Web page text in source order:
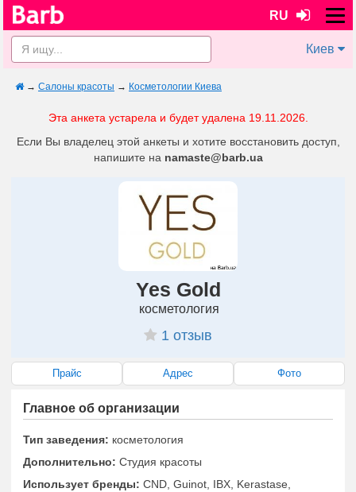
RU
Киев
→ Салоны красоты → Косметологии Киева
Эта анкета устарела и будет удалена 19.11.2026.
Если Вы владелец этой анкеты и хотите восстановить доступ,
напишите на namaste@barb.ua
Yes Gold
косметология
1 отзыв
Прайс Адрес Фото
Главное об организации
Тип заведения: косметология
Дополнительно: Студия красоты
Использует бренды: CND, Guinot, IBX, Kerastase,